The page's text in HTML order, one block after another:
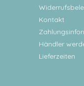
Kontakt
Händler
Lieferzeiten